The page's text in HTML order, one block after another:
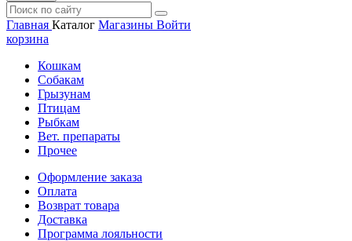
Главная Каталог Магазины Войти
корзина
Кошкам
Собакам
Грызунам
Птицам
Рыбкам
Вет. препараты
Прочее
Оформление заказа
Оплата
Возврат товара
Доставка
Программа лояльности